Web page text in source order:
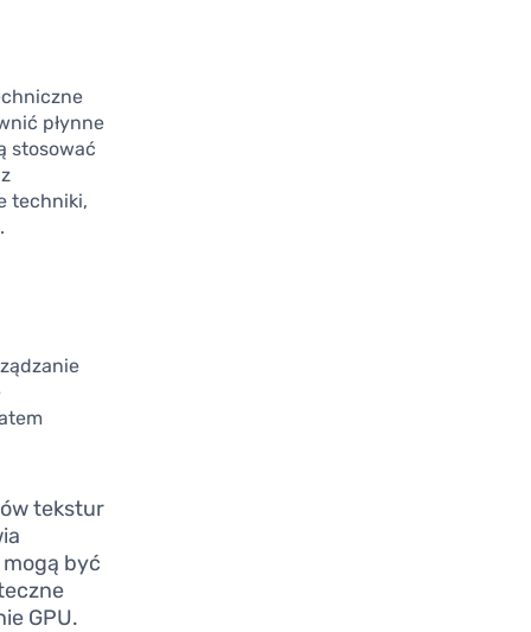
płynne
stosować
techniki,
tekstur
być
GPU.